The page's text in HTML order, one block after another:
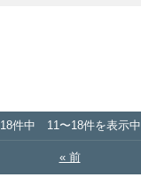
18件中 11〜18件を表示中
« 前